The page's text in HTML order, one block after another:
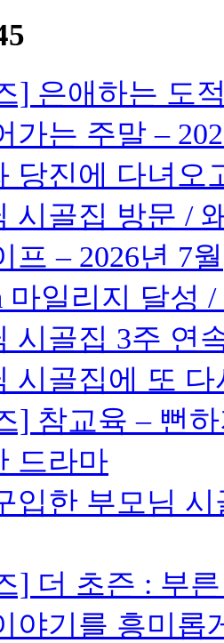
] 은애하는 도
가는 주말 –
당진에 다녀오
시골집 방문 /
프 – 2026년 7월
마일리지 달성
시골집 3주 연
시골집에 또
] 참교육 – 뻔
드라마
입한 부모님 시
] 더 초즌 : 부른
야기를 흥미롭